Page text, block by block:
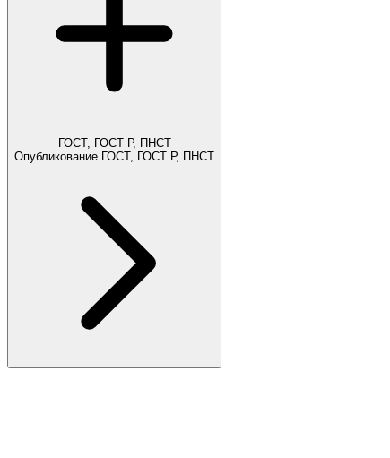
ГОСТ, ГОСТ Р, ПНСТ
Опубликование ГОСТ, ГОСТ Р, ПНСТ